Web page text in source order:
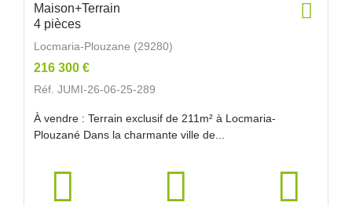
Maison+Terrain
4 pièces
Locmaria-Plouzane (29280)
216 300 €
Réf. JUMI-26-06-25-289
À vendre : Terrain exclusif de 211m² à Locmaria-
Plouzané Dans la charmante ville de...